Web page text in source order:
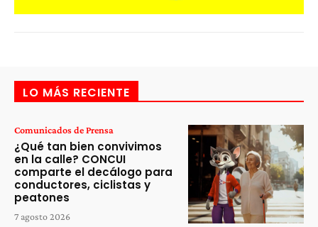
LO MÁS RECIENTE
Comunicados de Prensa
¿Qué tan bien convivimos
en la calle? CONCUI
comparte el decálogo para
conductores, ciclistas y
peatones
7 agosto 2026